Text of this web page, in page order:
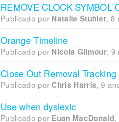
REMOVE CLOCK SYMBOL
Publicado por Natalie Stuhler, 8
Orange Timeline
Publicado por Nicola Gilmour, 9
Close Out Removal Tracking
Publicado porChris Harris, 9
Use when dyslexic
Publicado por Euan MacDonald,